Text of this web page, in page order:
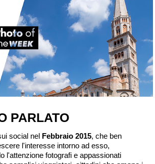
PARLATO
social nel Febbraio 2015, che ben
l'interesse intorno ad esso,
l'attenzione fotografi e appassionati